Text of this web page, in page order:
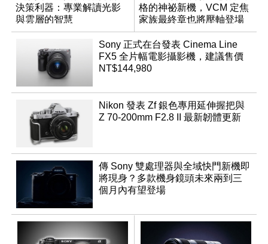
決策利器：專業解讀光影
與雲層的智慧
App「Atmos」登場
格的神祕新機，VCM 定焦
家族最終章也將壓軸登場
Sony 正式在台發表 Cinema Line
FX5 全片幅電影攝影機，建議售價
NT$144,980
Nikon 發表 Zf 銀色專用延伸握把與
Z 70-200mm F2.8 II 最新韌體更新
傳 Sony 雙處理器與全域快門新機即
將現身？多款機身鏡頭未來兩到三
個月內有望登場